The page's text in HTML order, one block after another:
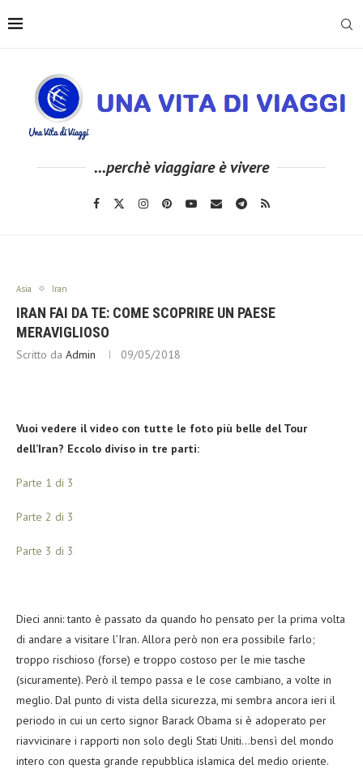
...perchè viaggiare è vivere
Asia Iran
IRAN FAI DA TE: COME SCOPRIRE UN PAESE
MERAVIGLIOSO
Scritto da Admin 09/05/2018
Vuoi vedere il video con tutte le foto più belle del Tour
dell’Iran? Eccolo diviso in tre parti:
Parte 1 di 3
Parte 2 di 3
Parte 3 di 3
Dieci anni: tanto è passato da quando ho pensato per la prima volta
di andare a visitare l’Iran. Allora però non era possibile farlo;
troppo rischioso (forse) e troppo costoso per le mie tasche
(sicuramente). Però il tempo passa e le cose cambiano, a volte in
meglio. Dal punto di vista della sicurezza, mi sembra ancora ieri il
periodo in cui un certo signor Barack Obama si è adoperato per
riavvicinare i rapporti non solo degli Stati Uniti…bensì del mondo
intero con questa grande repubblica islamica del medio oriente.